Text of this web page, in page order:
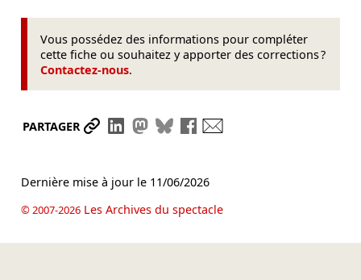
Vous possédez des informations pour compléter
cette fiche ou souhaitez y apporter des corrections ?
Contactez-nous.
PARTAGER Partager le lien
Partager sur LinkedIn
Partager sur Mastodon
Partager sur Bluesky
Partager sur Facebook
Dernière mise à jour le 11/06/2026
© 2007-2026Les Archives du spectacle